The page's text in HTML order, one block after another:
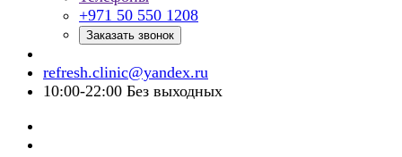
+971 50 550 1208
Заказать звонок
refresh.clinic@yandex.ru
10:00-22:00 Без выходных